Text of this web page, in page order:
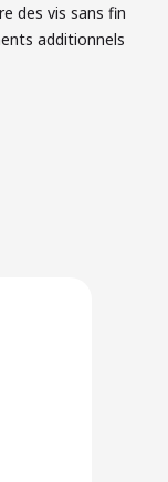
des vis sans fin
additionnels